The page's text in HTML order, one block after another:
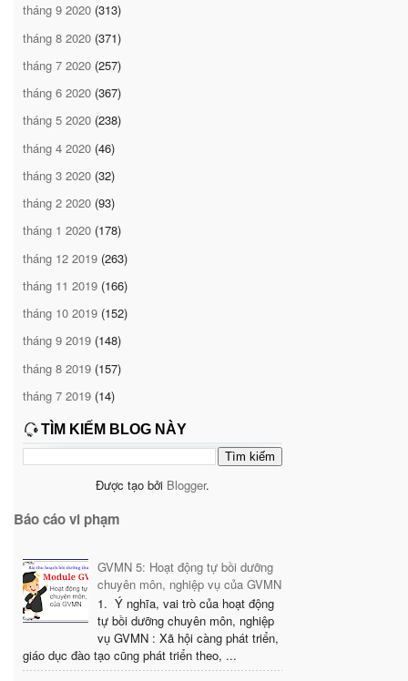
tháng 9 2020 (313)
tháng 8 2020 (371)
tháng 7 2020 (257)
tháng 6 2020 (367)
tháng 5 2020 (238)
tháng 4 2020 (46)
tháng 3 2020 (32)
tháng 2 2020 (93)
tháng 1 2020 (178)
tháng 12 2019 (263)
tháng 11 2019 (166)
tháng 10 2019 (152)
tháng 9 2019 (148)
tháng 8 2019 (157)
tháng 7 2019 (14)
TÌM KIẾM BLOG NÀY
Được tạo bởi Blogger.
Báo cáo vi phạm
GVMN 5: Hoạt động tự bồi dưỡng
chuyên môn, nghiệp vụ của GVMN
1. Ý nghĩa, vai trò của hoạt động
tự bồi dưỡng chuyên môn, nghiệp
vụ GVMN : Xã hội càng phát triển,
giáo dục đào tạo cũng phát triển theo, ...